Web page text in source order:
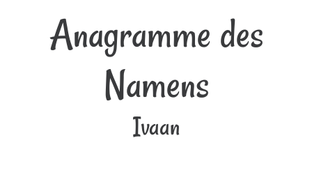
Anagramme des
Namens
Ivaan